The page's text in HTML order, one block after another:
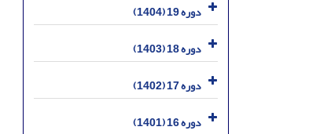
دوره 19 (1404)
دوره 18 (1403)
دوره 17 (1402)
دوره 16 (1401)